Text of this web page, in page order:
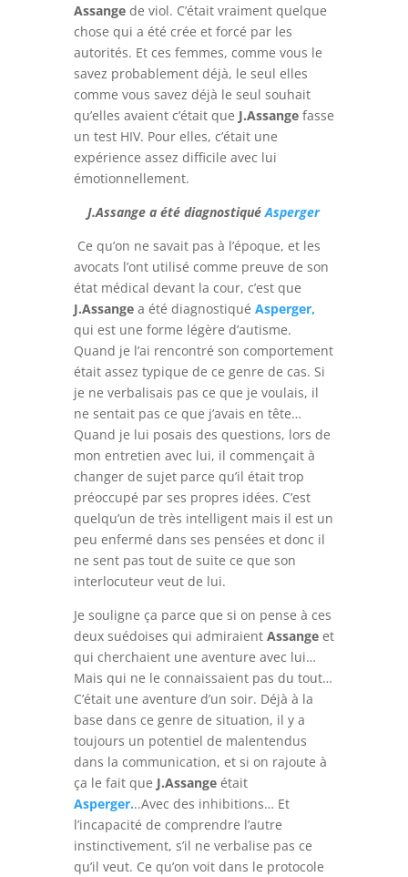
Assange de viol. C’était vraiment quelque
chose qui a été crée et forcé par les
autorités. Et ces femmes, comme vous le
savez probablement déjà, le seul elles
comme vous savez déjà le seul souhait
qu’elles avaient c’était que J.Assange fasse
un test HIV. Pour elles, c’était une
expérience assez difficile avec lui
émotionnellement.
J.Assange a été diagnostiquéAsperger
Ce qu’on ne savait pas à l’époque, et les
avocats l’ont utilisé comme preuve de son
état médical devant la cour, c’est que
J.Assangea été diagnostiqué Asperger,
qui est une forme légère d’autisme.
Quand je l’ai rencontré son comportement
était assez typique de ce genre de cas. Si
je ne verbalisais pas ce que je voulais, il
ne sentait pas ce que j’avais en tête…
Quand je lui posais des questions, lors de
mon entretien avec lui, il commençait à
changer de sujet parce qu’il était trop
préoccupé par ses propres idées. C’est
quelqu’un de très intelligent mais il est un
peu enfermé dans ses pensées et donc il
ne sent pas tout de suite ce que son
interlocuteur veut de lui.
Je souligne ça parce que si on pense à ces
deux suédoises qui admiraient Assange et
qui cherchaient une aventure avec lui…
Mais qui ne le connaissaient pas du tout…
C’était une aventure d’un soir. Déjà à la
base dans ce genre de situation, il y a
toujours un potentiel de malentendus
dans la communication, et si on rajoute à
ça le fait que J.Assange était
Asperger...Avec des inhibitions… Et
l’incapacité de comprendre l’autre
instinctivement, s’il ne verbalise pas ce
qu’il veut. Ce qu’on voit dans le protocole